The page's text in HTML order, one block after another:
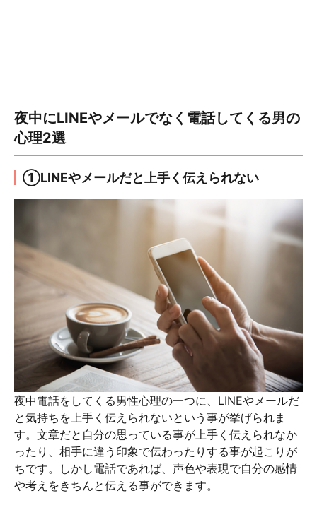
夜中にLINEやメールでなく電話してくる男の
心理2選
①LINEやメールだと上手く伝えられない
夜中電話をしてくる男性心理の一つに、LINEやメールだ
と気持ちを上手く伝えられないという事が挙げられま
す。文章だと自分の思っている事が上手く伝えられなか
ったり、相手に違う印象で伝わったりする事が起こりが
ちです。しかし電話であれば、声色や表現で自分の感情
や考えをきちんと伝える事ができます。